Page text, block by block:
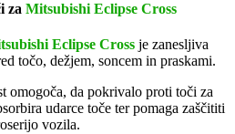
za Mitsubishi Eclipse Cross
Eclipse Cross je zanesljiva
točo, dežjem, soncem in praskami.
omogoča, da pokrivalo proti toči za
udarce toče ter pomaga zaščititi
vozila.